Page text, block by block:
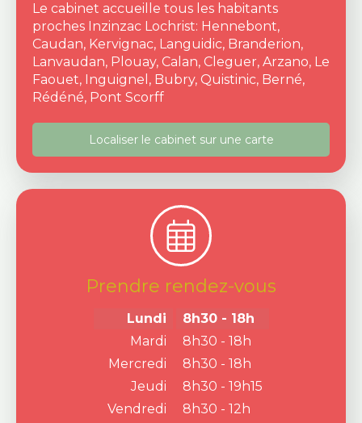
Le cabinet accueille tous les habitants
proches Inzinzac Lochrist: Hennebont,
Caudan, Kervignac, Languidic, Branderion,
Lanvaudan, Plouay, Calan, Cleguer, Arzano, Le
Faouet, Inguignel, Bubry, Quistinic, Berné,
Rédéné, Pont Scorff
Localiser le cabinet sur une carte
Prendre rendez-vous
Lundi
8h30 - 18h
Mardi
8h30 - 18h
Mercredi
8h30 - 18h
Jeudi
8h30 - 19h15
Vendredi
8h30 - 12h